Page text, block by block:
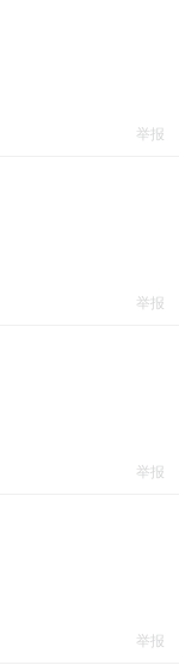
举报
举报
举报
举报